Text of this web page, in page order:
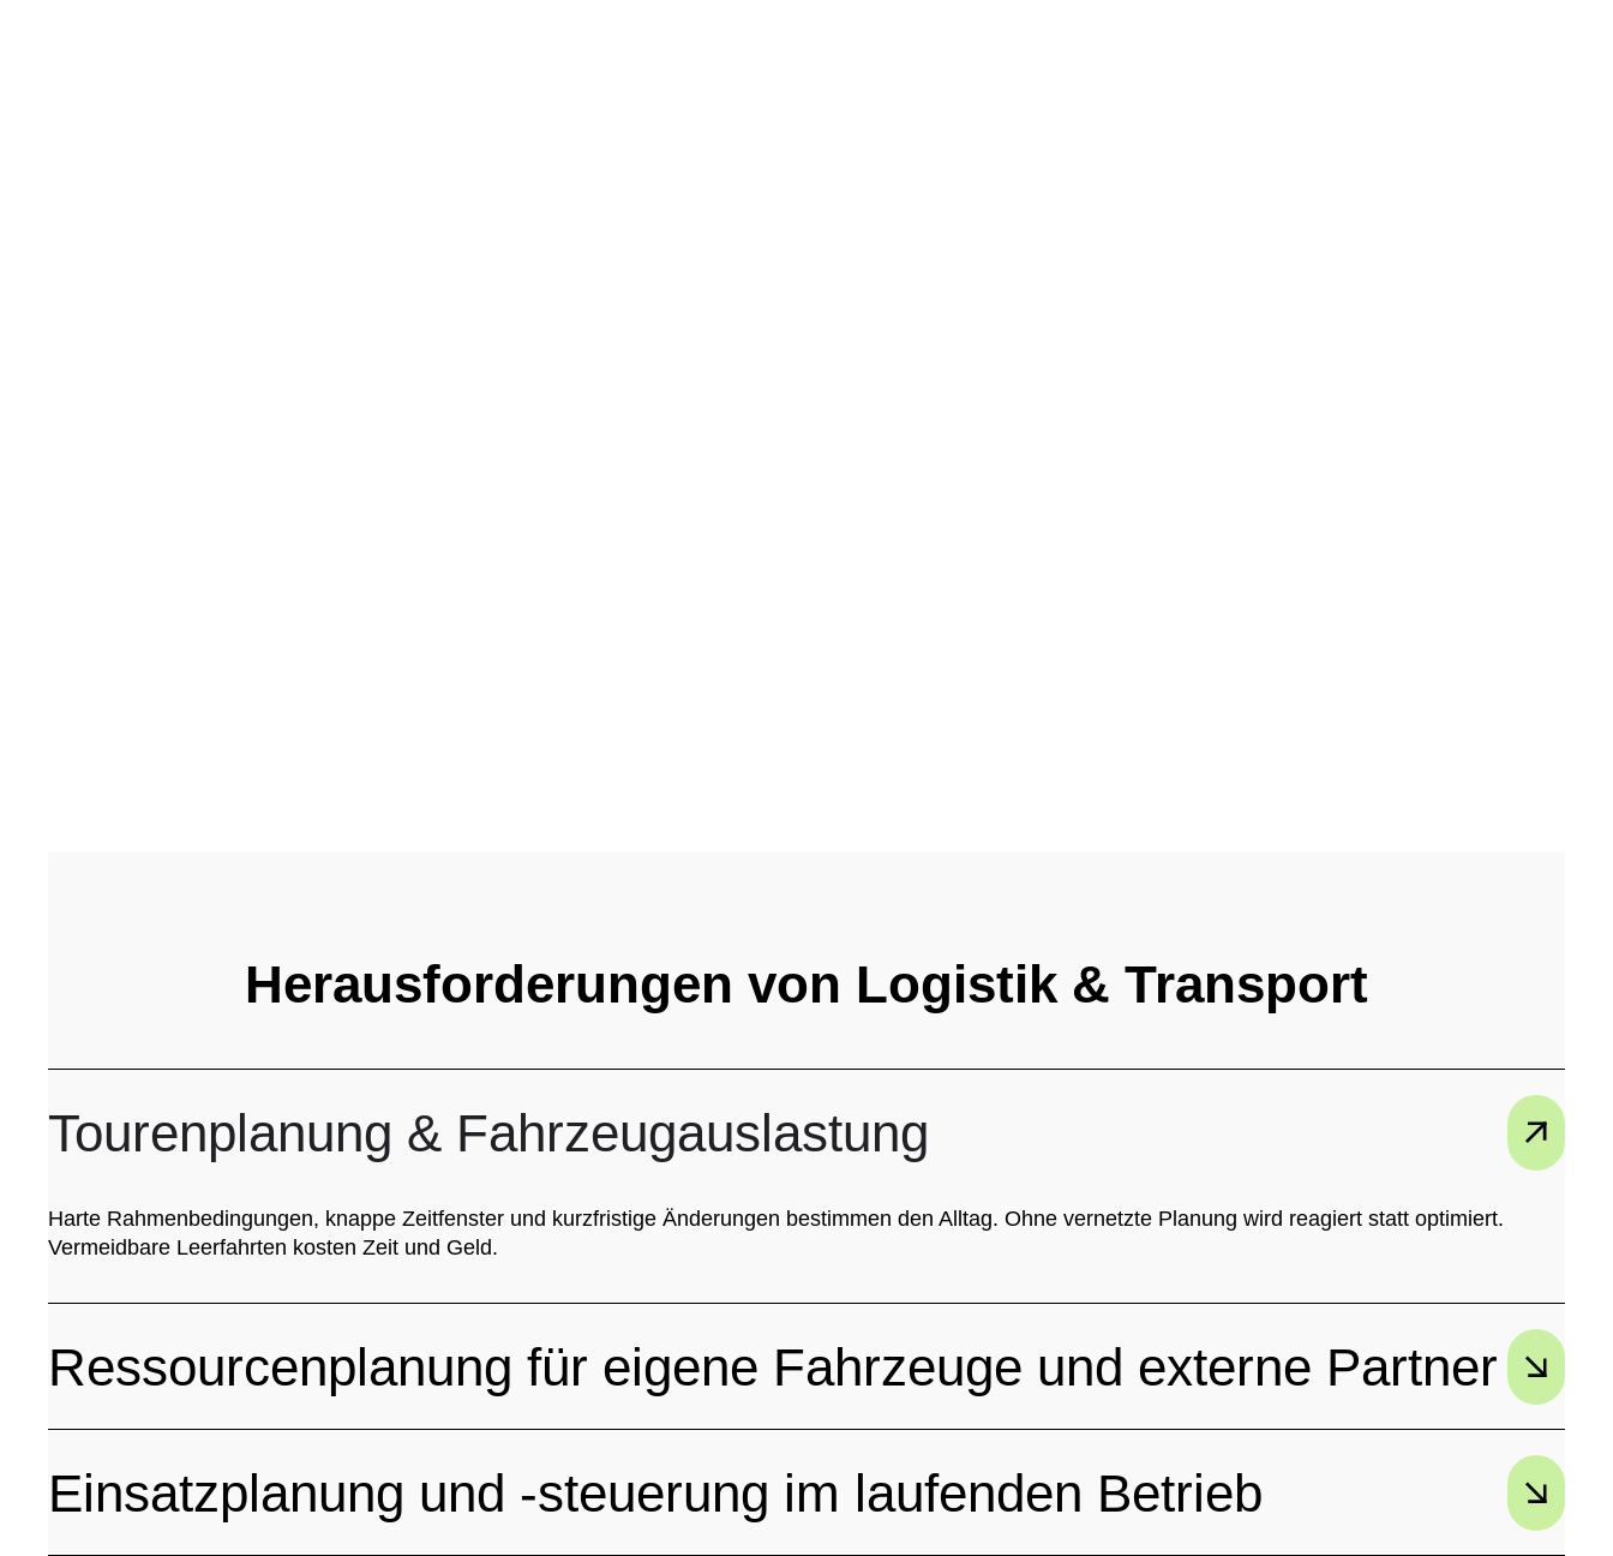
Herausforderungen von Logistik & Transport
Tourenplanung & Fahrzeugauslastung
Harte Rahmenbedingungen, knappe Zeitfenster und kurzfristige Änderungen bestimmen den Alltag. Ohne vernetzte Planung wird reagiert statt optimiert.
Vermeidbare Leerfahrten kosten Zeit und Geld.
Ressourcenplanung für eigene Fahrzeuge und externe Partner
Einsatzplanung und -steuerung im laufenden Betrieb